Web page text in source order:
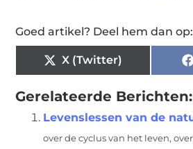
Goed artikel? Deel hem dan op:
X (Twitter)
Gerelateerde Berichten:
Levenslessen van de
over de cyclus van het leven,